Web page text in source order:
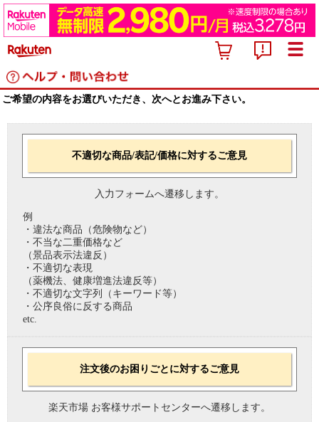
ご希望の内容をお選びいただき、次へとお進み下さい。
不適切な商品/表記/価格に対するご意見
入力フォームへ遷移します。
例
・違法な商品（危険物など）
・不当な二重価格など
（景品表示法違反）
・不適切な表現
（薬機法、健康増進法違反等）
・不適切な文字列（キーワード等）
・公序良俗に反する商品
etc.
注文後のお困りごとに対するご意見
楽天市場 お客様サポートセンターへ遷移します。